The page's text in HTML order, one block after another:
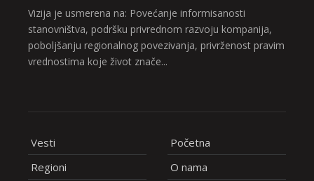
Vizija je usmerena na: Povećanje informisanosti
stanovništva, podršku privrednom razvoju kompanija,
poboljšanju regionalnog povezivanja, privrženost pravim
vrednostima koje život znače...
Vesti
Regioni
Početna
O nama